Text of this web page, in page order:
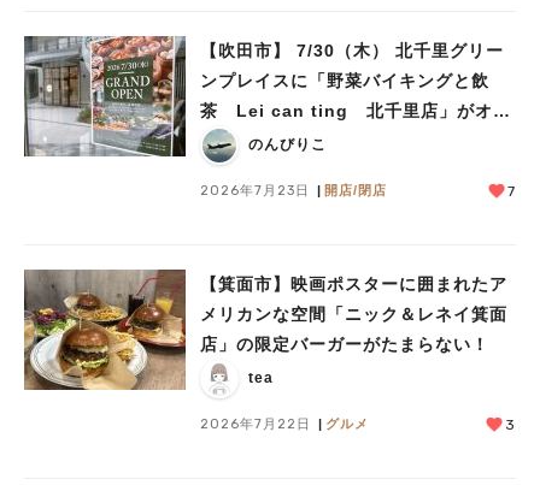
【吹田市】 7/30（木） 北千里グリー
ンプレイスに「野菜バイキングと飲
茶 Lei can ting 北千里店」がオー
プン予定！
のんびりこ
2026年7月23日 開店/閉店 7
【箕面市】映画ポスターに囲まれたア
メリカンな空間「ニック＆レネイ箕面
店」の限定バーガーがたまらない！
tea
2026年7月22日 グルメ 3